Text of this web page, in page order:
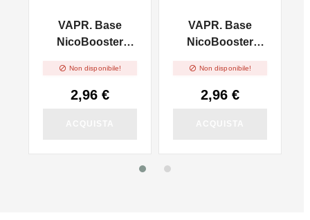
VAPR. Base
NicoBooster
 Non disponibile!
2,96 €
VAPR. Base
NicoBooster
 Non disponibile!
2,96 €